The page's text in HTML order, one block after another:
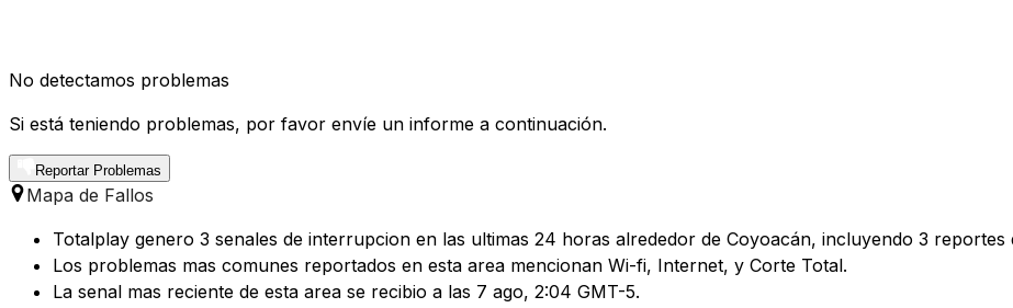
No detectamos problemas
Si está teniendo problemas, por favor envíe un informe a continuación.
Reportar Problemas
Mapa de Fallos
Totalplay genero 3 senales de interrupcion en las ultimas 24 horas alrededor de Coyoacán, incluyendo 3 reportes
Los problemas mas comunes reportados en esta area mencionan Wi-fi, Internet, y Corte Total.
La senal mas reciente de esta area se recibio a las 7 ago, 2:04 GMT-5.